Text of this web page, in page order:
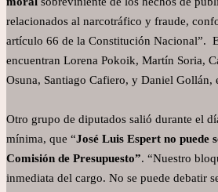
relacionados al narcotráfico y fraude,
artículo 66 de la Constitución Nacional”.
encuentran Lorena Pokoik, Martín Soria,
Osuna, Santiago Cafiero, y Daniel Gollán,
Otro grupo de diputados salió durante el
mínima, que “José Luis Espert no puede
Comisión de Presupuesto”. “Nuestro
inmediata del cargo. No se puede debatir